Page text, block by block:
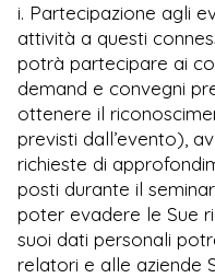
i. Partecipazione agli
attività a questi
potrà partecipare ai
demand e convegni
ottenere il
previsti dall’evento),
richieste di
posti durante il
poter evadere le Sue
suoi dati personali
relatori e alle aziende